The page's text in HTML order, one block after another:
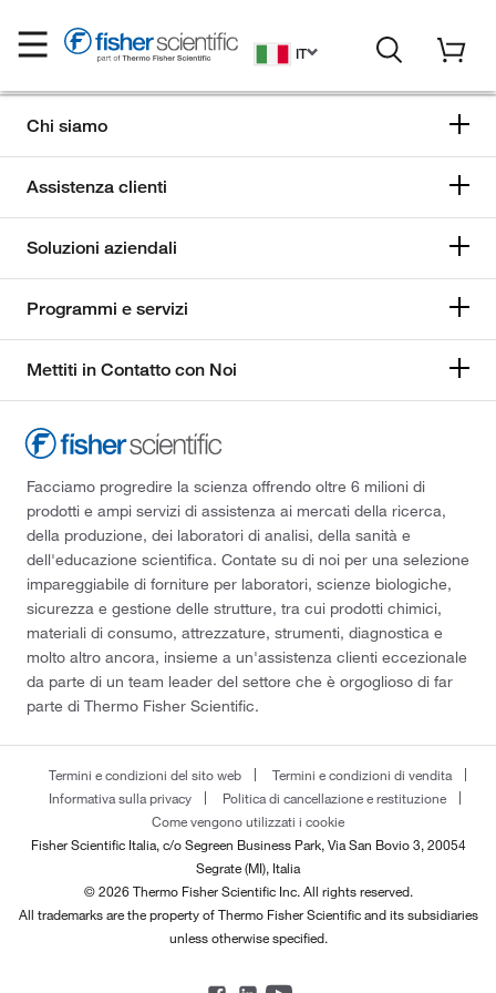
IT
Chi siamo
Assistenza clienti
Soluzioni aziendali
Programmi e servizi
Mettiti in Contatto con Noi
Facciamo progredire la scienza offrendo oltre 6 milioni di
prodotti e ampi servizi di assistenza ai mercati della ricerca,
della produzione, dei laboratori di analisi, della sanità e
dell'educazione scientifica. Contate su di noi per una selezione
impareggiabile di forniture per laboratori, scienze biologiche,
sicurezza e gestione delle strutture, tra cui prodotti chimici,
materiali di consumo, attrezzature, strumenti, diagnostica e
molto altro ancora, insieme a un'assistenza clienti eccezionale
da parte di un team leader del settore che è orgoglioso di far
parte di Thermo Fisher Scientific.
Termini e condizioni del sito web
Termini e condizioni di vendita
Informativa sulla privacy
Politica di cancellazione e restituzione
Come vengono utilizzati i cookie
Fisher Scientific Italia, c/o Segreen Business Park, Via San Bovio 3, 20054
Segrate (MI), Italia
© 2026 Thermo Fisher Scientific Inc. All rights reserved.
All trademarks are the property of Thermo Fisher Scientific and its subsidiaries
unless otherwise specified.